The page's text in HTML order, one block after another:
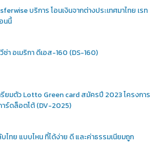
บริการ โอนเงินจากต่างประเทศมาไทย เรท
นนี้
ซ่า อเมริกา ดีเอส-160 (DS-160)
รียมตัว Lotto Green card สมัครปี 2023 โครงการ
าร์ดล็อตโต้ (DV-2025)
ไทย แบบไหน ที่ได้ง่าย ดี และค่าธรรมเนียมถูก